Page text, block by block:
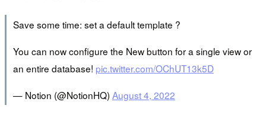
Save some time: set a default template ?
You can now configure the New button for a single view or
an entire database! pic.twitter.com/OChUT13k5D
— Notion (@NotionHQ) August 4, 2022